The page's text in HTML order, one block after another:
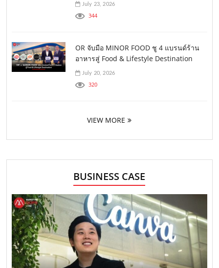
July 23, 2026
344
OR จับมือ MINOR FOOD ชู 4 แบรนด์ร้าน
อาหารสู่ Food & Lifestyle Destination
July 20, 2026
320
VIEW MORE
BUSINESS CASE